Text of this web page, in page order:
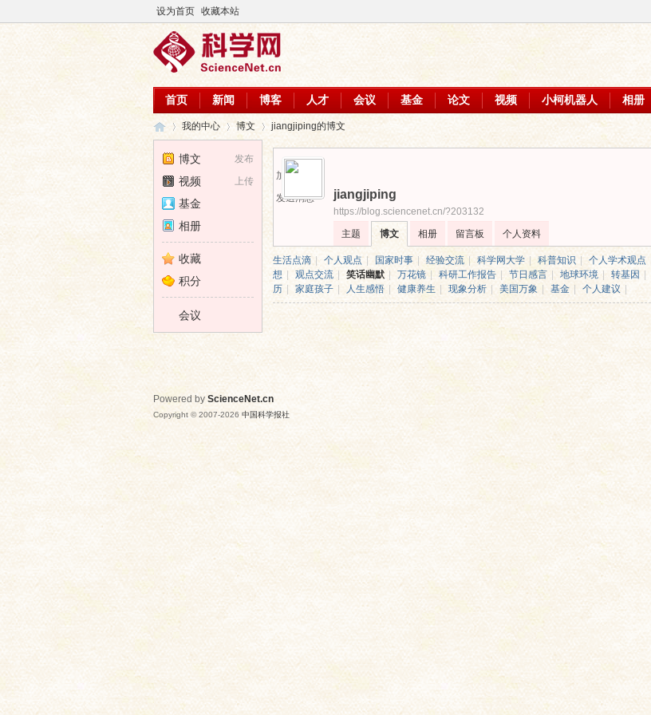
设为首页 收藏本站
首页 新闻 博客 人才 会议 基金 论文 视频 小柯机器人 相册
学
›
我的中心 博文 jiangjiping的博文
加为好友
发送消息
jiangjiping
https://blog.sciencenet.cn/?203132
主题
博文 相册 留言板 个人资料
生活点滴 个人观点 | 国家时事 经验交流 科学网大学 科普知识 个人学术观点
想
观点交流 笑话幽默 | 万花镜 | 科研工作报告 节日感言 地球环境 转基因
历
家庭孩子 人生感悟 健康养生 现象分析 美国万象 基金 个人建议
发布
博文
上传
视频
基金
相册
收藏
积分
会议
Powered by ScienceNet.cn
Copyright © 2007-2026 中国科学报社